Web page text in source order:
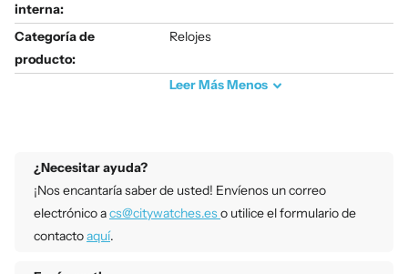
interna:
Categoría de
producto:
Relojes
LeerMásMenos
¿Necesitar ayuda?
¡Nos encantaría saber de usted! Envíenos un correo
electrónico acs@citywatches.eso utilice el formulario de
contactoaquí.